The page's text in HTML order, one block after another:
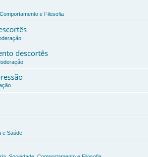
e Filosofia
descortês
e Saúde